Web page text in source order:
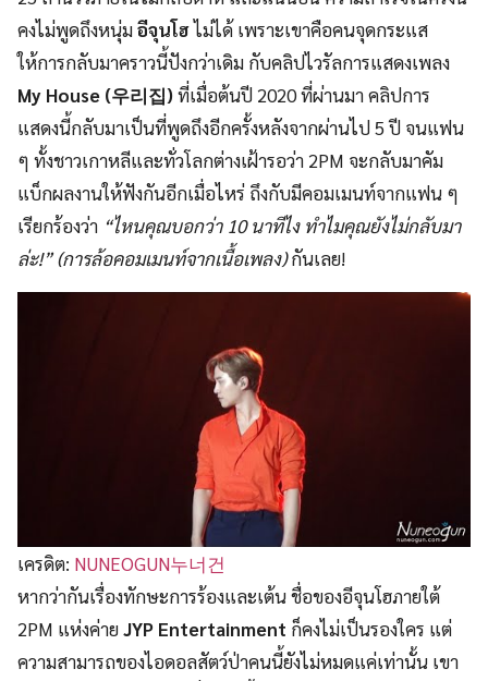
คงไม่พูดถึงหนุ่มอีจุนโฮไม่ได้ เพราะเขาคือคนจุดกระแส
ให้การกลับมาคราวนี้ปังกว่าเดิม กับคลิปไวรัลการแสดงเพลง
My House (우리집)ที่เมื่อต้นปี 2020 ที่ผ่านมา คลิปการ
แสดงนี้กลับมาเป็นที่พูดถึงอีกครั้งหลังจากผ่านไป 5 ปี จนแฟน
ๆ ทั้งชาวเกาหลีและทั่วโลกต่างเฝ้ารอว่า 2PM จะกลับมาคัม
แบ็กผลงานให้ฟังกันอีกเมื่อไหร่ ถึงกับมีคอมเมนท์จากแฟน ๆ
เรียกร้องว่า “ไหนคุณบอกว่า 10 นาทีไง ทำไมคุณยังไม่กลับมา
ล่ะ!” (การล้อคอมเมนท์จากเนื้อเพลง)กันเลย!
เครดิต: NUNEOGUN누너건
หากว่ากันเรื่องทักษะการร้องและเต้น ชื่อของอีจุนโฮภายใต้
2PM แห่งค่ายJYP Entertainment ก็คงไม่เป็นรองใคร แต่
ความสามารถของไอดอลสัตว์ป่าคนนี้ยังไม่หมดแค่เท่านั้น เขา